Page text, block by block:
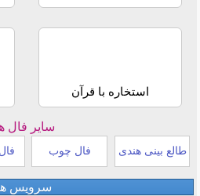
استخاره با قرآن
سایر فال
طالع بینی هندی فال چوب
سرویس